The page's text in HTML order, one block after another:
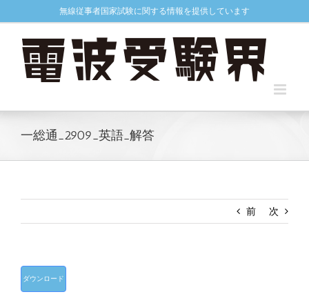
to
無線従事者国家試験に関する情報を提供しています
一総通_2909_英語_解答
前 次
ダウンロード